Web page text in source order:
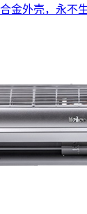
金外壳，永不